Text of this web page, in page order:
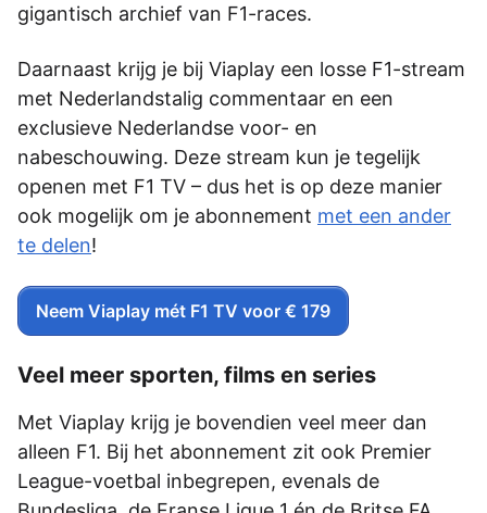
gigantisch archief van F1-races.
Daarnaast krijg je bij Viaplay een losse F1-stream
met Nederlandstalig commentaar en een
exclusieve Nederlandse voor- en
nabeschouwing. Deze stream kun je tegelijk
openen met F1 TV – dus het is op deze manier
ook mogelijk om je abonnement met een ander
te delen!
Neem Viaplay mét F1 TV voor € 179
Veel meer sporten, films en series
Met Viaplay krijg je bovendien veel meer dan
alleen F1. Bij het abonnement zit ook Premier
League-voetbal inbegrepen, evenals de